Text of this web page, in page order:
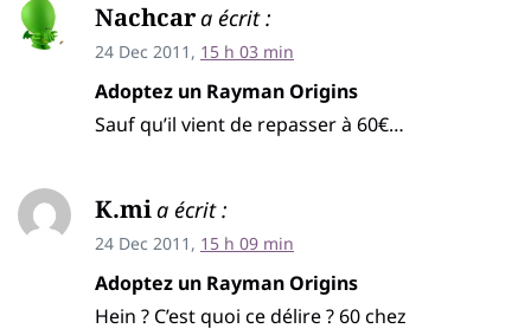
Nachcara écrit :
24 Dec 2011, 15 h 03 min
Adoptez un Rayman Origins
Sauf qu’il vient de repasser à 60€…
K.mia écrit :
24 Dec 2011, 15 h 09 min
Adoptez un Rayman Origins
Hein ? C’est quoi ce délire ? 60 chez